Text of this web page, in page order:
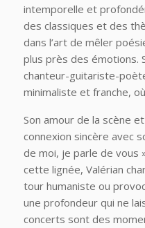
intemporelle et
des classiques et des
dans l’art de mêler
plus près des émotions.
chanteur-guitariste-
minimaliste et franche,
Son amour de la scène
connexion sincère avec
de moi, je parle de vous
cette lignée, Valérian
tour humaniste ou
une profondeur qui ne
concerts sont des